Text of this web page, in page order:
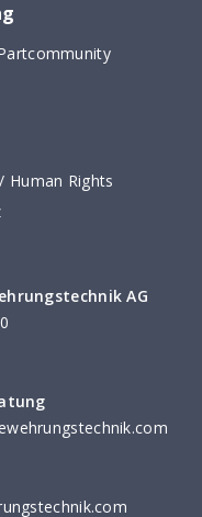
Human Rights
AG